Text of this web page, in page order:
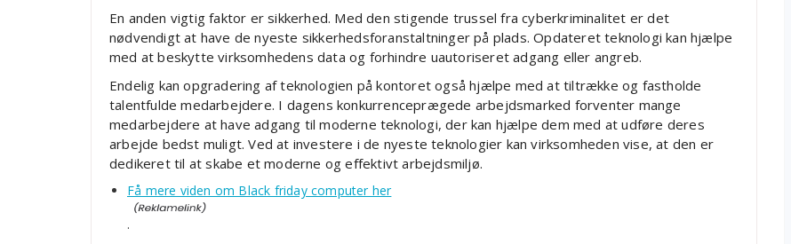
En anden vigtig faktor er sikkerhed. Med den stigende trussel fra cyberkriminalitet er det
nødvendigt at have de nyeste sikkerhedsforanstaltninger på plads. Opdateret teknologi kan hjælpe
med at beskytte virksomhedens data og forhindre uautoriseret adgang eller angreb.
Endelig kan opgradering af teknologien på kontoret også hjælpe med at tiltrække og fastholde
talentfulde medarbejdere. I dagens konkurrenceprægede arbejdsmarked forventer mange
medarbejdere at have adgang til moderne teknologi, der kan hjælpe dem med at udføre deres
arbejde bedst muligt. Ved at investere i de nyeste teknologier kan virksomheden vise, at den er
dedikeret til at skabe et moderne og effektivt arbejdsmiljø.
Få mere viden om Black friday computer her
.